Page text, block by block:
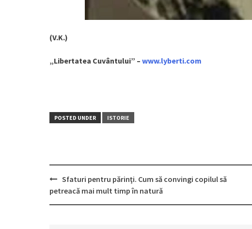
(V.K.)
„Libertatea Cuvântului” – www.lyberti.com
POSTED UNDER ISTORIE
Post
navigation
Sfaturi pentru părinţi. Cum să convingi copilul să
petreacă mai mult timp în natură